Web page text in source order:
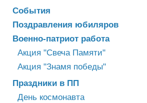
События
Поздравления юбиляров
Военно-патриот работа
Акция "Свеча Памяти"
Акция "Знамя победы"
Праздники в ПП
День космонавта